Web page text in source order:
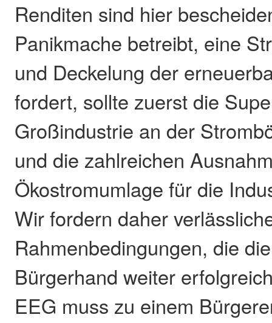
Renditen sind hier
Panikmache betreibt, eine
und Deckelung der
fordert, sollte zuerst die
Großindustrie an der
und die zahlreichen
Ökostromumlage für die
Wir fordern daher
Rahmenbedingungen, die
Bürgerhand weiter
EEG muss zu einem